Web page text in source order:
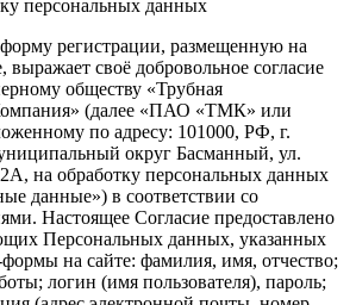
персональных данных
регистрации, размещенную на
выражает своё добровольное согласие
обществу «Трубная
(далее «ПАО «ТМК» или
по адресу: 101000, РФ, г.
округ Басманный, ул.
на обработку персональных данных
данные») в соответствии со
Настоящее Согласие предоставлено
Персональных данных, указанных
на сайте: фамилия, имя, отчество;
логин (имя пользователя), пароль;